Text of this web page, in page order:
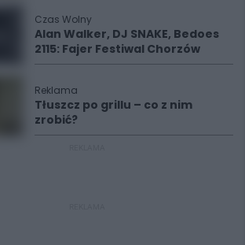
Czas Wolny
Alan Walker, DJ SNAKE, Bedoes
2115: Fajer Festiwal Chorzów
Reklama
Tłuszcz po grillu – co z nim
zrobić?